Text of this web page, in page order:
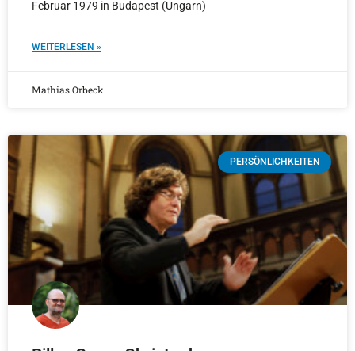
Februar 1979 in Budapest (Ungarn)
WEITERLESEN »
Mathias Orbeck
PERSÖNLICHKEITEN